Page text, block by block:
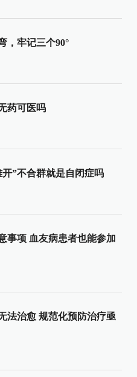
，牢记三个90°
药可医吗
开”不合群就是自闭症吗
事项 血友病患者也能参加
法治愈 规范化预防治疗亟